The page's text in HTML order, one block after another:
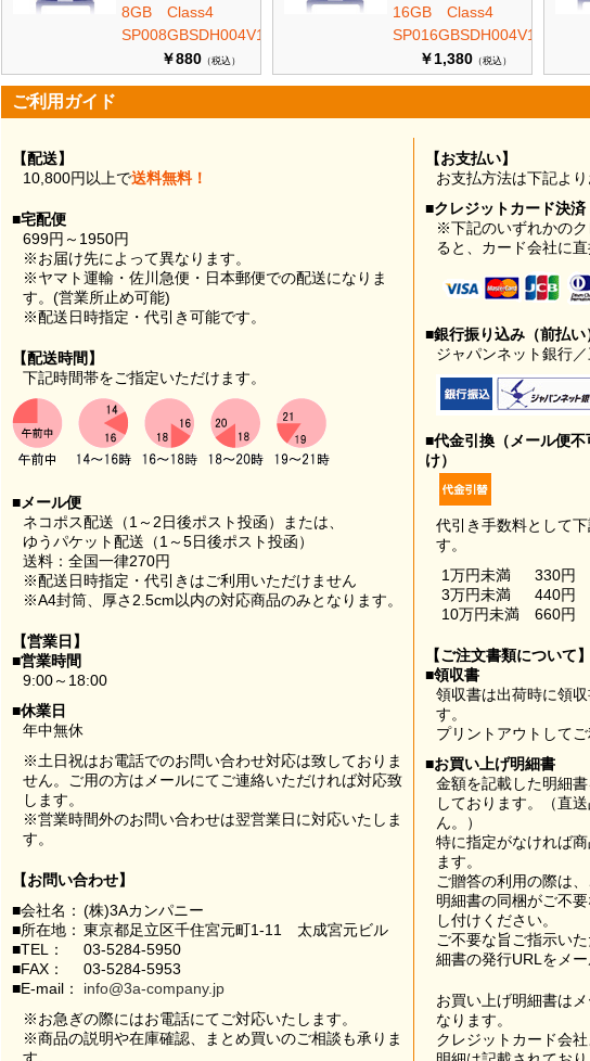
8GB Class4
SP008GBSDH004V10
￥880 （税込）
16GB Class4
SP016GBSDH004V10
￥1,380 （税込）
ご利用ガイド
【配送】
10,800円以上で送料無料！
■宅配便
699円～1950円
※お届け先によって異なります。
※ヤマト運輸・佐川急便・日本郵便での配送になりま
す。(営業所止め可能)
※配送日時指定・代引き可能です。
【配送時間】
下記時間帯をご指定いただけます。
■メール便
ネコポス配送（1～2日後ポスト投函）または、
ゆうパケット配送（1～5日後ポスト投函）
送料：全国一律270円
※配送日時指定・代引きはご利用いただけません
※A4封筒、厚さ2.5cm以内の対応商品のみとなります。
【営業日】
■営業時間
9:00～18:00
■休業日
年中無休
※土日祝はお電話でのお問い合わせ対応は致しておりま
せん。ご用の方はメールにてご連絡いただければ対応致
します。
※営業時間外のお問い合わせは翌営業日に対応いたしま
す。
【お問い合わせ】
■会社名： (株)3Aカンパニー
■所在地： 東京都足立区千住宮元町1-11 太成宮元ビル
■TEL：
03-5284-5950
■FAX：
03-5284-5953
■E-mail：
info@3a-company.jp
※お急ぎの際にはお電話にてご対応いたします。
※商品の説明や在庫確認、まとめ買いのご相談も承りま
【お支払い】
お支払方法は下記よ
■クレジットカード決済
※下記のいずれかの
ると、カード会社に
■銀行振り込み（前払い
ジャパンネット銀行
■代金引換（メール便
け）
代引き手数料として
す。
1万円未満
330円
3万円未満
440円
10万円未満
660円
【ご注文書類について】
■領収書
領収書は出荷時に領
す。
プリントアウトしてご
■お買い上げ明細書
金額を記載した明細
しております。（直
ん。）
特に指定がなければ
ます。
ご贈答の利用の際は、
明細書の同梱がご不
し付けください。
ご不要な旨ご指示い
細書の発行URLをメー
お買い上げ明細書は
なります。
クレジットカード会